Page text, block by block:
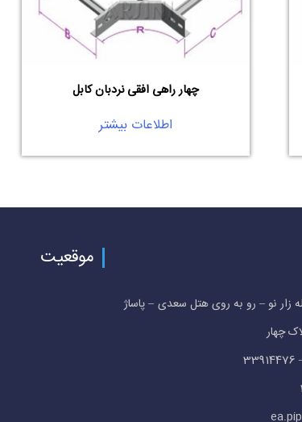
چهار راهی افقی نردبان کابل
اطلاعات بیشتر
زار نو – رو به روی هتل سعدی – پاساژ
چهار
موقعیت